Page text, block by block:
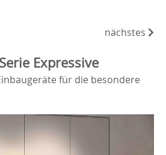
nächstes
Expressive
für die besondere